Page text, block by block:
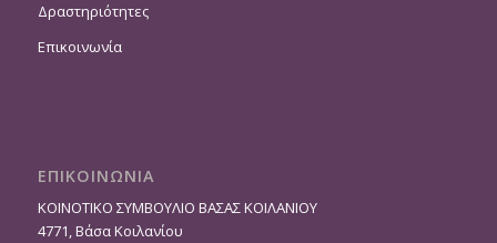
Δραστηριότητες
Επικοινωνία
ΕΠΙΚΟΙΝΩΝΙΑ
ΚΟΙΝΟΤΙΚΟ ΣΥΜΒΟΥΛΙΟ ΒΑΣΑΣ ΚΟΙΛΑΝΙΟΥ
4771, Βάσα Κοιλανίου